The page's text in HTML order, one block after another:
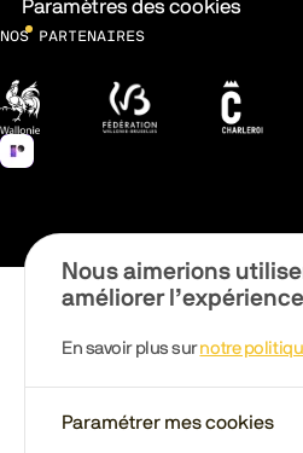
Paramètres des cookies
NOS PARTENAIRES
Wallonie Fédération Wallonie-
Ville de
Nous aimerions
améliorer
En savoir plus surnotre
Paramétrer mes cookies